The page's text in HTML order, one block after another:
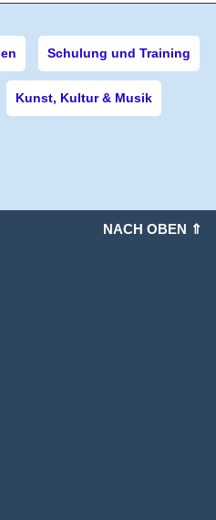
Schulung und Training
Kunst, Kultur & Musik
NACH OBEN ⇑